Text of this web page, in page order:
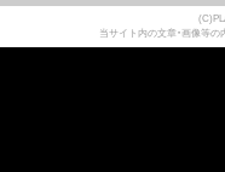
当サイト内の文章・画像等